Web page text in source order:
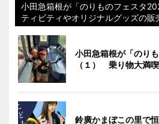
小田急箱根が「のりものフェスタ
ティビティやオリジナルグッズの販
小田急箱根が「のり
（１） 乗り物大満
鈴廣かまぼこの里で